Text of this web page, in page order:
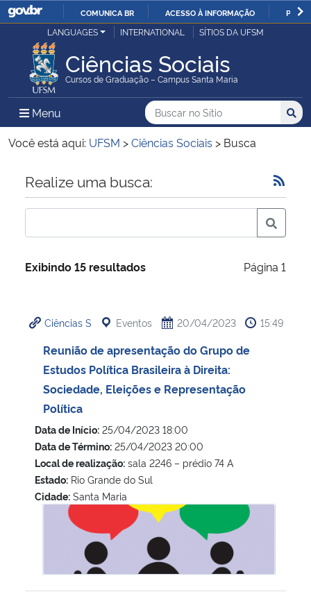
IR
O
COMUNICA BR ACESSO À INFORMAÇÃO
Ministério da Justiça e Segurança Pública
Ministério da Defesa
Ministério das Relações Exteriores
Ministério da Economia
Ministério da Infraestrutura
Ministério da Cidadania
Ministério de Minas e Energia
Ministério da Ciência, Tecnologia, Inovações e Comunicações
Ministério do Meio Ambiente
Ministério do Turismo
Ministério do Desenvolvimento Regional
LANGUAGES INTERNATIONAL SÍTIOS DA UFSM
Ciências Sociais
Cursos de Graduação – Campus Santa Maria
Menu Menu Principal do Sítio
Busca
Buscar no no Sítio
Busca:
Você está aqui: UFSM >Ciências Sociais > Busca
Início do conteúdo
Realize uma busca:
Exibindo 15 resultados Página 1
Ciências S Eventos 20/04/2023 15:49
Reunião de apresentação do Grupo de
Estudos Política Brasileira à Direita:
Sociedade, Eleições e Representação
Política
Data de Início: 25/04/2023 18:00
Data de Término: 25/04/2023 20:00
Local de realização: sala 2246 – prédio 74 A
Estado: Rio Grande do Sul
Cidade: Santa Maria
Reunião de apresentação do Grupo de Estudos Política